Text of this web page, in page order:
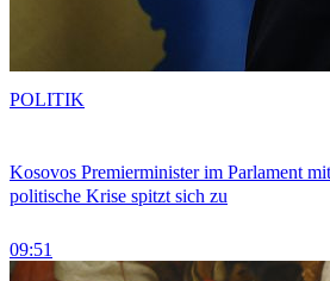
Kosovos Premierminister im Parlament
politische Krise spitzt sich zu
09:51
POLITIK